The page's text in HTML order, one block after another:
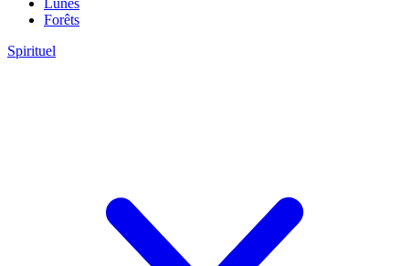
Lunes
Forêts
Spirituel